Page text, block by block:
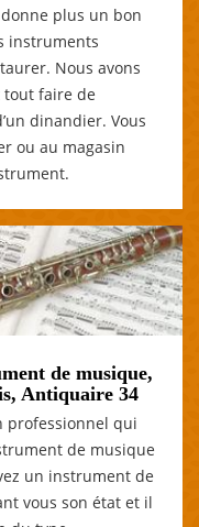
plus un bon
instruments
Nous avons
tout faire de
dinandier. Vous
ou au magasin
de musique,
Antiquaire 34
professionnel qui
de musique
un instrument de
vous son état et il